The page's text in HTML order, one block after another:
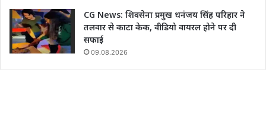
CG News: शिवसेना प्रमुख धनंजय सिंह परिहार ने
तलवार से काटा केक, वीडियो वायरल होने पर दी
सफाई
09.08.2026